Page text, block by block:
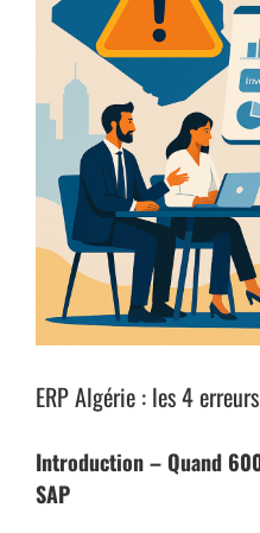
ERP Algérie : les 4
Introduction – Quand
SAP